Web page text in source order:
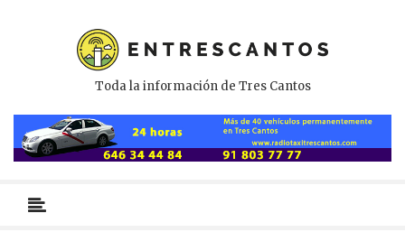
Toda la información de Tres Cantos
primario